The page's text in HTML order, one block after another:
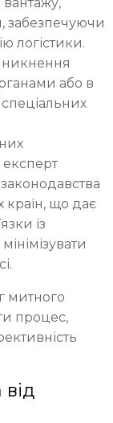
забезпечуючи
логістики.
або в
країн, що дає
із
митного
процес,